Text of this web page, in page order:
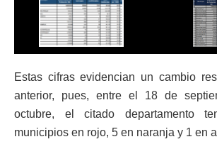
Estas cifras evidencian un cambio
anterior, pues, entre el 18 de
octubre, el citado departamento
municipios en rojo, 5 en naranja y 1 en